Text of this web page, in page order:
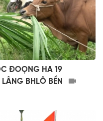
ĐOỌNG HA 19
BHLÔ BỀN